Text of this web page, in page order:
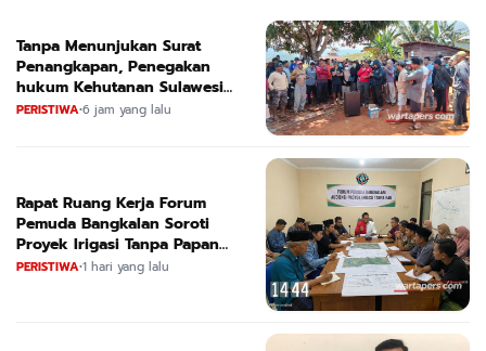
Tanpa Menunjukan Surat
Penangkapan, Penegakan
hukum Kehutanan Sulawesi
Selatan Culik Petani Ladah Di
PERISTIWA•6 jam yang lalu
Rapat Ruang Kerja Forum
Pemuda Bangkalan Soroti
Proyek Irigasi Tanpa Papan
Nama
PERISTIWA•1 hari yang lalu